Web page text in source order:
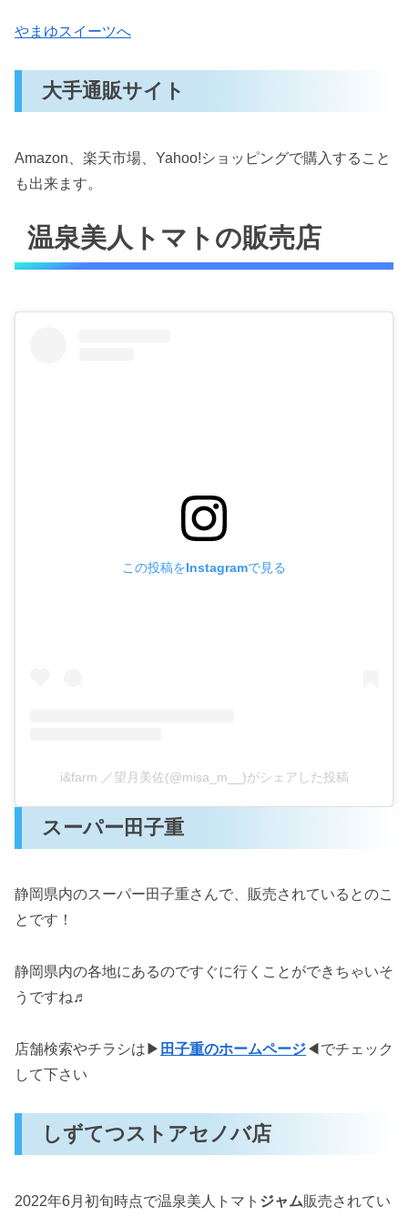
やまゆスイーツへ
大手通販サイト
Amazon、楽天市場、Yahoo!ショッピングで購入すること
も出来ます。
温泉美人トマトの販売店
この投稿をInstagramで見る
i&farm ／望月美佐(@misa_m__)がシェアした投稿
スーパー田子重
静岡県内のスーパー田子重さんで、販売されているとのこ
とです！
静岡県内の各地にあるのですぐに行くことができちゃいそ
うですね♬
店舗検索やチラシは▶ 田子重のホームページ◀でチェック
して下さい
しずてつストアセノバ店
2022年6月初旬時点で温泉美人トマト ジャム販売されてい